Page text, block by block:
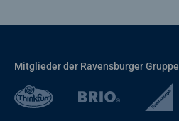
Mitglieder der Ravensburger Gruppe